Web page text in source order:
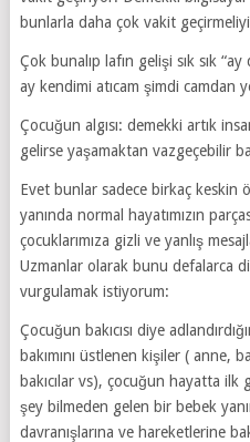
bunlarla daha çok vakit
Çok bunalıp lafın gelişi sık sık
ay kendimi atıcam şimdi camdan
Çocuğun algısı: demekki artık
gelirse yaşamaktan vazgeçebilir
Evet bunlar sadece birkaç keskin
yanında normal hayatımızın
çocuklarımıza gizli ve yanlış
Uzmanlar olarak bunu defalarca
vurgulamak istiyorum:
Çocuğun bakıcısı diye
bakımını üstlenen kişiler ( anne,
bakıcılar vs), çocuğun hayatta
şey bilmeden gelen bir bebek
davranışlarına ve hareketlerine